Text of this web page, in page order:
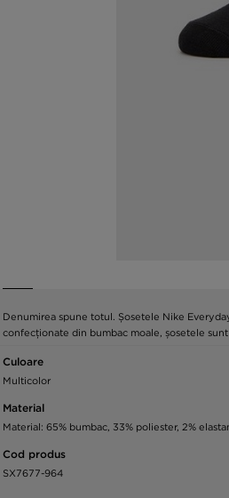
Denumirea spune totul. Șosetele Nike
confecționate din bumbac moale, șosetele
Culoare
Multicolor
Material
Material: 65% bumbac, 33% poliester, 2%
Cod produs
SX7677-964